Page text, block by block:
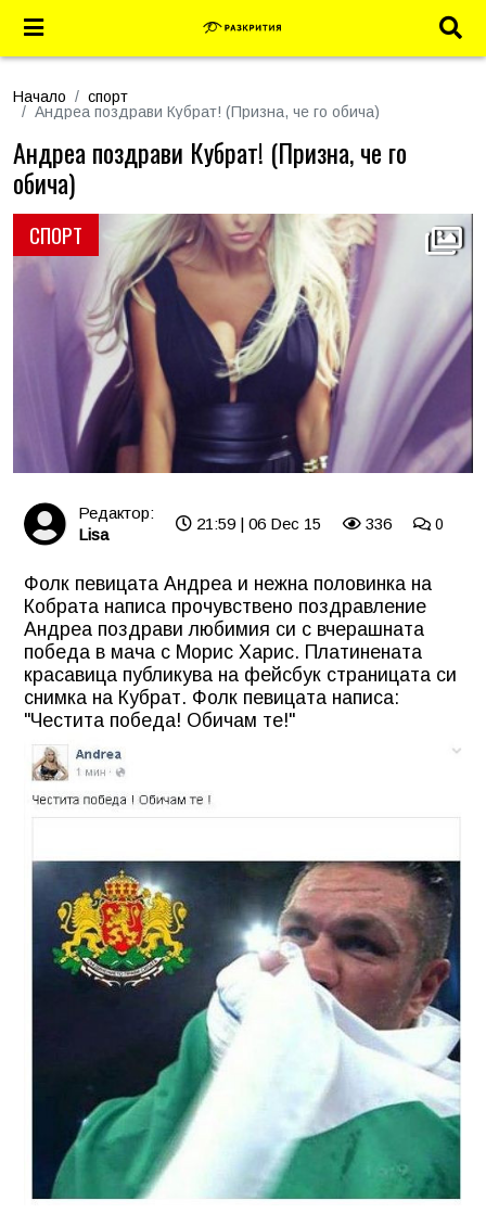
Начало
спорт
Андреа поздрави Кубрат! (Призна, че го обича)
СПОРТ
Андреа поздрави Кубрат! (Призна, че го
обича)
Редактор:
Lisa
21:59 | 06 Dec 15 336 0
Фолк певицата Андреа и нежна половинка на
Кобрата написа прочувствено поздравление
Андреа поздрави любимия си с вчерашната
победа в мача с Морис Харис. Платинената
красавица публикува на фейсбук страницата си
снимка на Кубрат. Фолк певицата написа:
"Честита победа! Обичам те!"